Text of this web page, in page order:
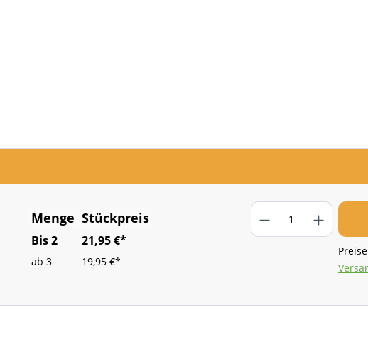
Menge Stückpreis
Bis2 21,95 €*
ab3 19,95 €*